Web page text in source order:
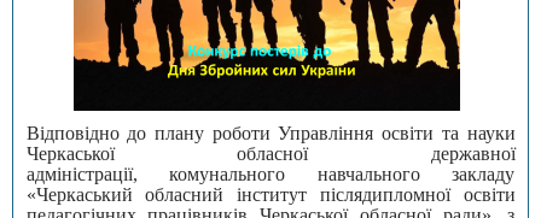
Відповідно до плану роботи Управління освіти та науки
Черкаської обласної державної
адміністрації, комунального навчального закладу
«Черкаський обласний інститут післядипломної освіти